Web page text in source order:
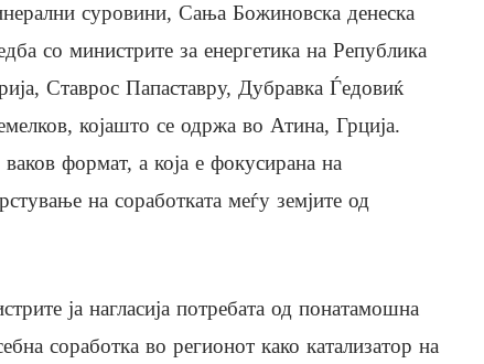
суровини, Сања Божиновска денеска
со министрите за енергетика на Република
Ставрос Папаставру, Дубравка Ѓедовиќ
којашто се одржа во Атина, Грција.
формат, а која е фокусирана на
на соработката меѓу земјите од
ја нагласија потребата од понатамошна
соработка во регионот како катализатор на